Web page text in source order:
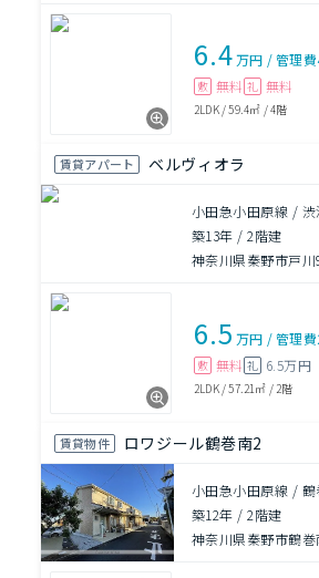
6.4万円 /管理費
敷 無料 礼 無料
2LDK/59.4㎡ /4階
賃貸アパート ベルヴィオラ
小田急小田原線 /
築13年 /2階建
神奈川県秦野市戸川
6.5 万円 /管理費
敷 無料 礼 6.5万円
2LDK/57.21㎡ / 2階
賃貸物件 ロワジール鶴巻南2
小田急小田原線 /
築12年 /2階建
神奈川県秦野市鶴